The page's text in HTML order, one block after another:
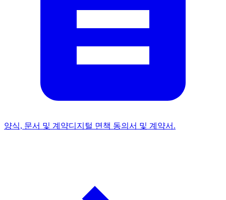
양식, 문서 및 계약디지털 면책 동의서 및 계약서.